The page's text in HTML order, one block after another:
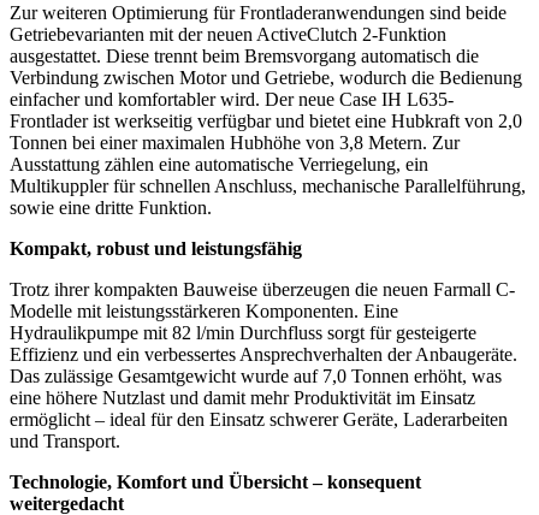
Zur weiteren Optimierung für Frontladeranwendungen sind beide
Getriebevarianten mit der neuen ActiveClutch 2-Funktion
ausgestattet. Diese trennt beim Bremsvorgang automatisch die
Verbindung zwischen Motor und Getriebe, wodurch die Bedienung
einfacher und komfortabler wird. Der neue Case IH L635-
Frontlader ist werkseitig verfügbar und bietet eine Hubkraft von 2,0
Tonnen bei einer maximalen Hubhöhe von 3,8 Metern. Zur
Ausstattung zählen eine automatische Verriegelung, ein
Multikuppler für schnellen Anschluss, mechanische Parallelführung,
sowie eine dritte Funktion.
Kompakt, robust und leistungsfähig
Trotz ihrer kompakten Bauweise überzeugen die neuen Farmall C-
Modelle mit leistungsstärkeren Komponenten. Eine
Hydraulikpumpe mit 82 l/min Durchfluss sorgt für gesteigerte
Effizienz und ein verbessertes Ansprechverhalten der Anbaugeräte.
Das zulässige Gesamtgewicht wurde auf 7,0 Tonnen erhöht, was
eine höhere Nutzlast und damit mehr Produktivität im Einsatz
ermöglicht – ideal für den Einsatz schwerer Geräte, Laderarbeiten
und Transport.
Technologie, Komfort und Übersicht – konsequent
weitergedacht